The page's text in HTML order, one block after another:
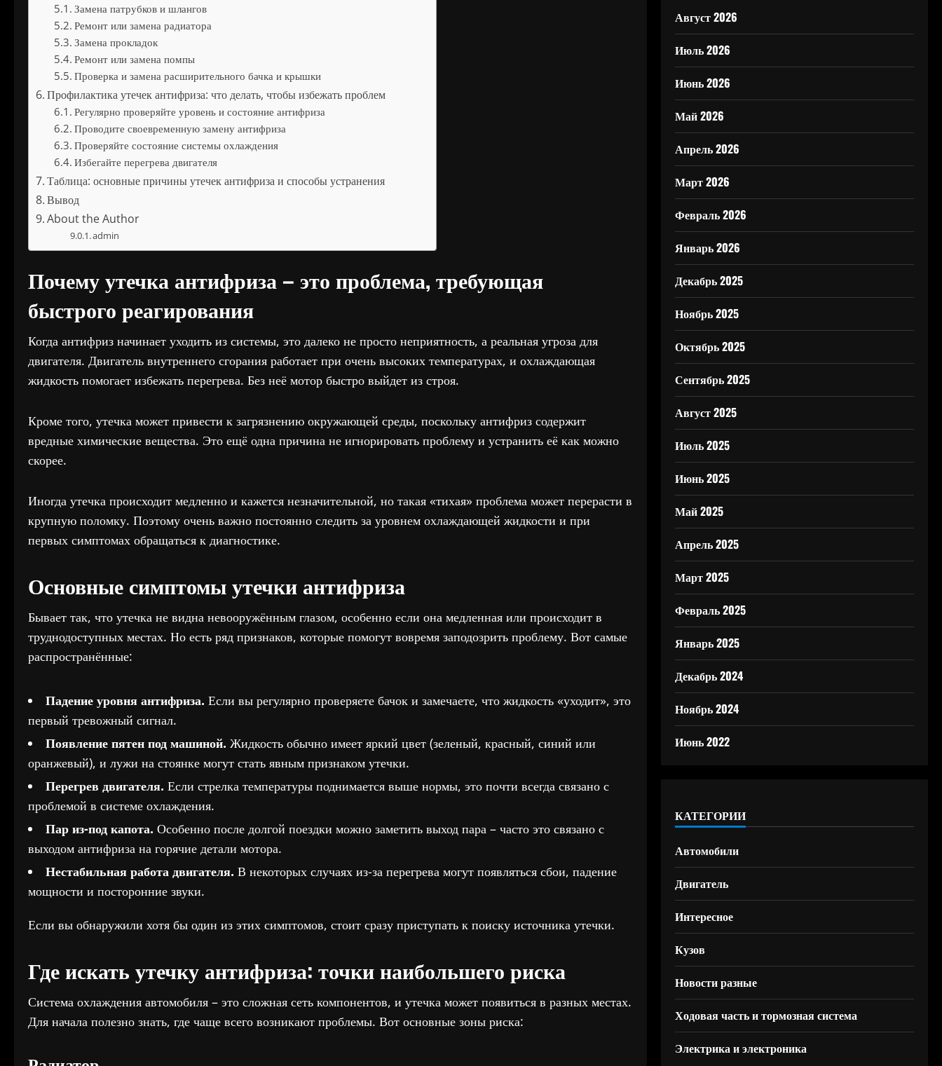
Замена патрубков и шлангов
Ремонт или замена радиатора
Замена прокладок
Ремонт или замена помпы
Проверка и замена расширительного бачка и крышки
Профилактика утечек антифриза: что делать, чтобы избежать проблем
Регулярно проверяйте уровень и состояние антифриза
Проводите своевременную замену антифриза
Проверяйте состояние системы охлаждения
Избегайте перегрева двигателя
Таблица: основные причины утечек антифриза и способы устранения
Вывод
About the Author
admin
Почему утечка антифриза – это проблема, требующая
быстрого реагирования
Когда антифриз начинает уходить из системы, это далеко не просто неприятность, а реальная угроза для
двигателя. Двигатель внутреннего сгорания работает при очень высоких температурах, и охлаждающая
жидкость помогает избежать перегрева. Без неё мотор быстро выйдет из строя.
Кроме того, утечка может привести к загрязнению окружающей среды, поскольку антифриз содержит
вредные химические вещества. Это ещё одна причина не игнорировать проблему и устранить её как можно
скорее.
Иногда утечка происходит медленно и кажется незначительной, но такая «тихая» проблема может перерасти в
крупную поломку. Поэтому очень важно постоянно следить за уровнем охлаждающей жидкости и при
первых симптомах обращаться к диагностике.
Основные симптомы утечки антифриза
Бывает так, что утечка не видна невооружённым глазом, особенно если она медленная или происходит в
труднодоступных местах. Но есть ряд признаков, которые помогут вовремя заподозрить проблему. Вот самые
распространённые:
Падение уровня антифриза. Если вы регулярно проверяете бачок и замечаете, что жидкость «уходит», это
первый тревожный сигнал.
Появление пятен под машиной. Жидкость обычно имеет яркий цвет (зеленый, красный, синий или
оранжевый), и лужи на стоянке могут стать явным признаком утечки.
Перегрев двигателя. Если стрелка температуры поднимается выше нормы, это почти всегда связано с
проблемой в системе охлаждения.
Пар из-под капота. Особенно после долгой поездки можно заметить выход пара – часто это связано с
выходом антифриза на горячие детали мотора.
Нестабильная работа двигателя. В некоторых случаях из-за перегрева могут появляться сбои, падение
мощности и посторонние звуки.
Если вы обнаружили хотя бы один из этих симптомов, стоит сразу приступать к поиску источника утечки.
Где искать утечку антифриза: точки наибольшего риска
Система охлаждения автомобиля – это сложная сеть компонентов, и утечка может появиться в разных местах.
Для начала полезно знать, где чаще всего возникают проблемы. Вот основные зоны риска:
Август 2026
Июль 2026
Июнь 2026
Май 2026
Апрель 2026
Март 2026
Февраль 2026
Январь 2026
Декабрь 2025
Ноябрь 2025
Октябрь 2025
Сентябрь 2025
Август 2025
Июль 2025
Июнь 2025
Май 2025
Апрель 2025
Март 2025
Февраль 2025
Январь 2025
Декабрь 2024
Ноябрь 2024
Июнь 2022
КАТЕГОРИИ
Автомобили
Двигатель
Интересное
Кузов
Новости разные
Ходовая часть и тормозная система
Электрика и электроника